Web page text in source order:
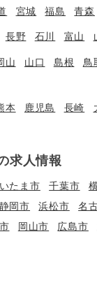
宮城 福島 青森
長野 石川 富山
山 山口 島根 鳥
本 鹿児島 長崎
求人情報
たま市 千葉市
静岡市 浜松市 名
岡山市 広島市